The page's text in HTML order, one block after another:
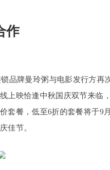
作
品牌曼玲粥与电影发行方再
上映恰逢中秋国庆双节来临
套餐，低至6折的套餐将于9
佳节。